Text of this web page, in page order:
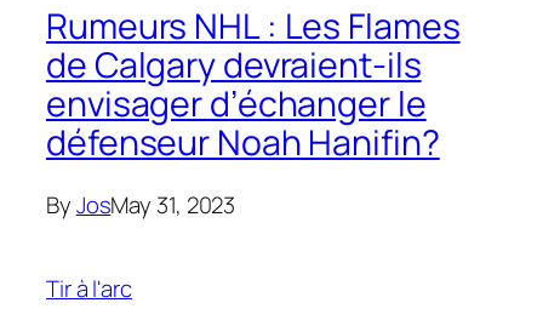
Rumeurs NHL : Les Flames
de Calgary devraient-ils
envisager d’échanger le
défenseur Noah Hanifin?
ByJosMay 31, 2023
Tir à l'arc